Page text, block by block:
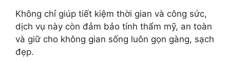
Không chỉ giúp tiết kiệm thời gian và công sức,
dịch vụ này còn đảm bảo tính thẩm mỹ, an toàn
và giữ cho không gian sống luôn gọn gàng, sạch
đẹp.